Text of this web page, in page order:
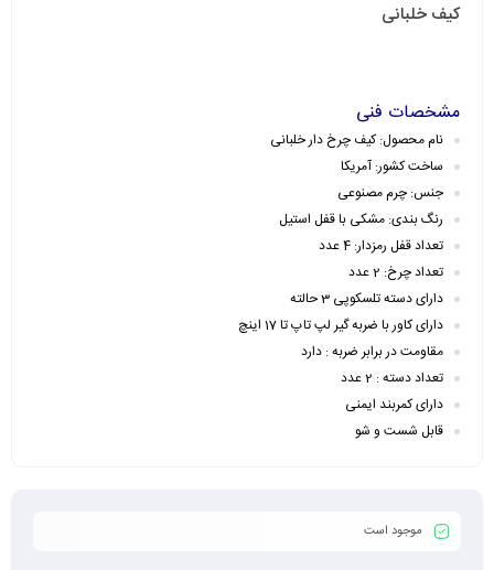
کیف خلبانی
مشخصات فنی
نام محصول: کیف چرخ دار خلبانی
ساخت کشور: آمریکا
جنس: چرم مصنوعی
رنگ بندی: مشکی با قفل استیل
تعداد قفل رمزدار: 4 عدد
تعداد چرخ: 2 عدد
دارای دسته تلسکوپی 3 حالته
دارای کاور با ضربه گیر لپ تاپ تا 17 اینچ
مقاومت در برابر ضربه : دارد
تعداد دسته : 2 عدد
دارای کمربند ایمنی
قابل شست و شو
موجود است